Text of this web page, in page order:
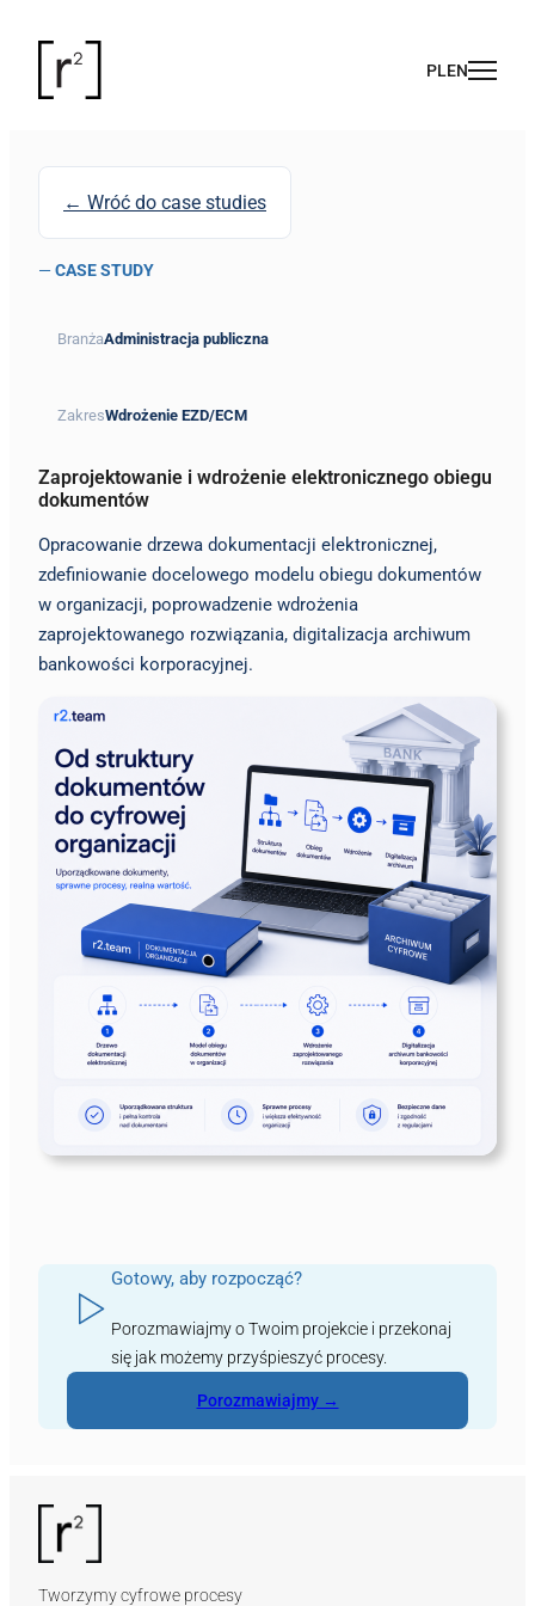
← Wróć do case studies
—CASE STUDY
BranżaAdministracja publiczna
ZakresWdrożenie EZD/ECM
Zaprojektowanie i wdrożenie elektronicznego obiegu
dokumentów
Opracowanie drzewa dokumentacji elektronicznej,
zdefiniowanie docelowego modelu obiegu dokumentów
w organizacji, poprowadzenie wdrożenia
zaprojektowanego rozwiązania, digitalizacja archiwum
bankowości korporacyjnej.
Gotowy, aby rozpocząć?
Porozmawiajmy o Twoim projekcie i przekonaj
się jak możemy przyśpieszyć procesy.
Porozmawiajmy →
Tworzymy cyfrowe procesy